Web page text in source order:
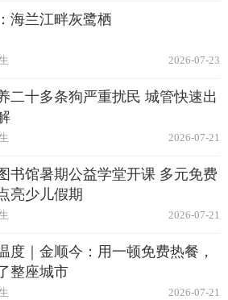
海兰江畔灰鹭栖
2026-07-23
二十多条狗严重扰民 城管快速出
2026-07-21
书馆暑期公益学堂开课 多元免费
亮少儿假期
2026-07-21
度｜金顺今：用一顿免费热餐，
整座城市
2026-07-21